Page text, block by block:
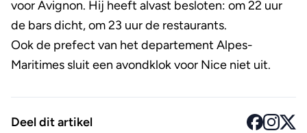
voor Avignon. Hij heeft alvast besloten: om 22 uur
de bars dicht, om 23 uur de restaurants.
Ook de prefect van het departement Alpes-
Maritimes sluit een avondklok voor Nice niet uit.
Deel dit artikel